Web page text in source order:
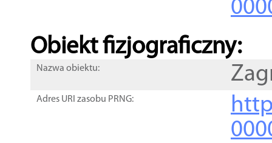
Obiekt fizjograficzny:
Nazwa obiektu:
Adres URI zasobu PRNG: